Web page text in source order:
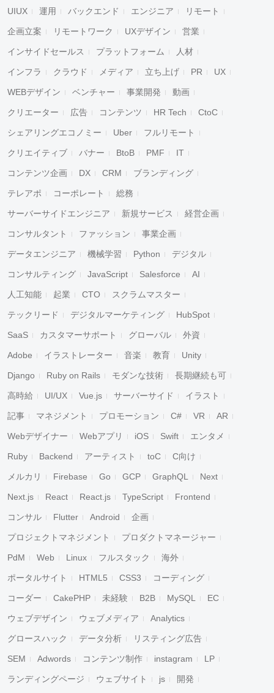
UIUX 運用 バックエンド エンジニア リモート
企画立案 リモートワーク UXデザイン 営業
インサイドセールス プラットフォーム 人材
インフラ クラウド メディア 立ち上げ PR UX
WEBデザイン ベンチャー 事業開発 動画
クリエーター 広告 コンテンツ HR Tech CtoC
シェアリングエコノミー Uber フルリモート
クリエイティブ バナー BtoB PMF IT
コンテンツ企画 DX CRM ブランディング
テレアポ コーポレート 総務
サーバーサイドエンジニア 新規サービス 経営企画
コンサルタント ファッション 事業企画
データエンジニア 機械学習 Python デジタル
コンサルティング JavaScript Salesforce AI
人工知能 起業 CTO スクラムマスター
テックリード デジタルマーケティング HubSpot
SaaS カスタマーサポート グローバル 外資
Adobe イラストレーター 音楽 教育 Unity
Django Ruby on Rails モダンな技術 長期継続も可
高時給 UI/UX Vue.js サーバーサイド イラスト
記事 マネジメント プロモーション C# VR AR
Webデザイナー Webアプリ iOS Swift エンタメ
Ruby Backend アーティスト toC C向け
メルカリ Firebase Go GCP GraphQL Next
Next.js React React.js TypeScript Frontend
コンサル Flutter Android 企画
プロジェクトマネジメント プロダクトマネージャー
PdM Web Linux フルスタック 海外
ポータルサイト HTML5 CSS3 コーディング
コーダー CakePHP 未経験 B2B MySQL EC
ウェブデザイン ウェブメディア Analytics
グロースハック データ分析 リスティング広告
SEM Adwords コンテンツ制作 instagram LP
ランディングページ ウェブサイト js 開発